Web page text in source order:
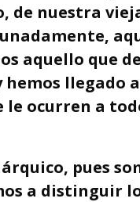
de nuestra
aquello que
llegado
ocurren a
pues
a distinguir